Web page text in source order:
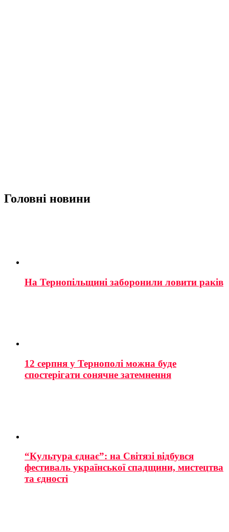
Головні новини
На Тернопільщині заборонили ловити раків
12 серпня у Тернополі можна буде
спостерігати сонячне затемнення
“Культура єднає”: на Світязі відбувся
фестиваль української спадщини, мистецтва
та єдності